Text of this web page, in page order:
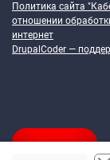
Политика сайта
отношении
интернет
DrupalCoder —